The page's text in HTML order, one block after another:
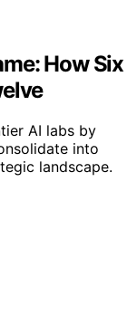
How Six
AI labs by
into
landscape.